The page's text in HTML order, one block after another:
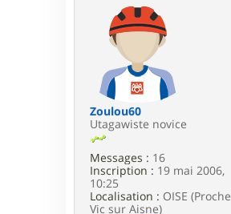
Zoulou60
Utagawiste novice
Messages : 16
Inscription : 19 mai 2006,
10:25
Localisation : OISE (Proche
Vic sur Aisne)